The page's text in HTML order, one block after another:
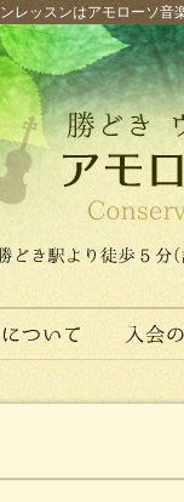
レッスンはアモローソ